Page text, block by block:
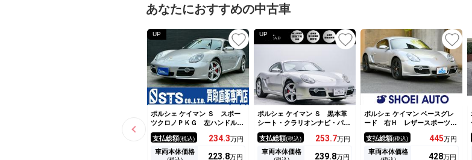
あなたにおすすめの中古車
UP
ポルシェ ケイマン Ｓ スポー
ツクロノＰＫＧ 左ハンドル
可変式リアウィング 純正Ａ
Ｗ 社外ナビ フルセグＴＶ
Ｂｌｕｅｔｏｏｔｈ バックカ
支払総額(税込) 234.3万円
車両本体価格
223.8万円
UP
ポルシェ ケイマン Ｓ 黒本革
シート・クラリオンナビ・パワ
ーシート・ＨＩＤヘッドライ
ト・純正１８インチアルミホイ
ール・可変リアウイング・フロ
支払総額(税込) 253.7万円
車両本体価格
239.8万円
ポルシェ ケイマン ベースグレ
ード 右Ｈ レザースポーツシ
ート スポーツステアリング
アーキュレイエキゾースト フ
ルオートＡＣ １８インチボク
支払総額(税込) 445万円
車両本体価格
428万円